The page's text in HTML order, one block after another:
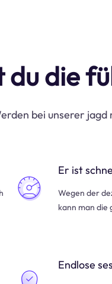
du die
bei unserer
Er ist
Wegen der
kann man die
Endlose